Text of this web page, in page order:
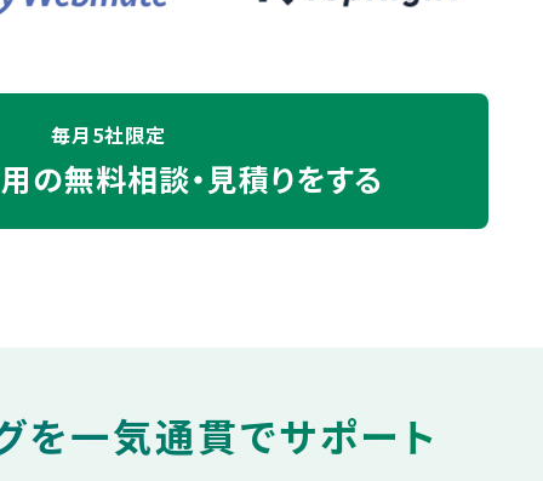
毎月5社限定
の無料相談・見積りをする
一気通貫でサポート